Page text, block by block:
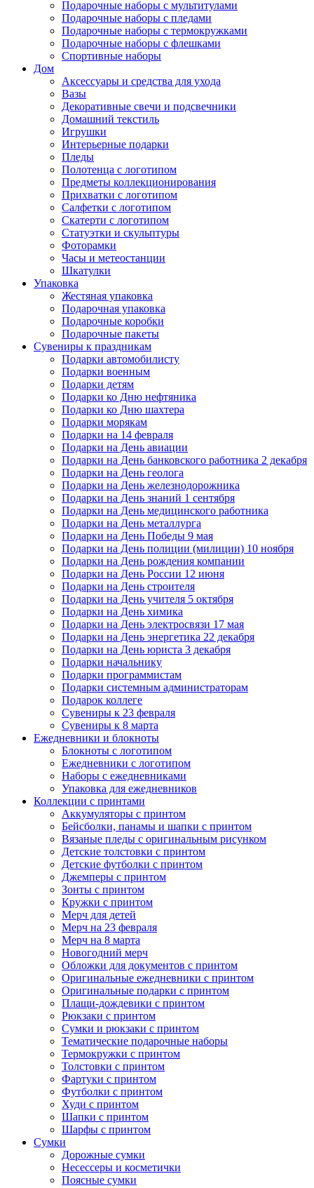
Подарочные наборы с мультитулами
Подарочные наборы с пледами
Подарочные наборы с термокружками
Подарочные наборы с флешками
Спортивные наборы
Дом
Аксессуары и средства для ухода
Вазы
Декоративные свечи и подсвечники
Домашний текстиль
Игрушки
Интерьерные подарки
Пледы
Полотенца с логотипом
Предметы коллекционирования
Прихватки с логотипом
Салфетки с логотипом
Скатерти с логотипом
Статуэтки и скульптуры
Фоторамки
Часы и метеостанции
Шкатулки
Упаковка
Жестяная упаковка
Подарочная упаковка
Подарочные коробки
Подарочные пакеты
Сувениры к праздникам
Подарки автомобилисту
Подарки военным
Подарки детям
Подарки ко Дню нефтяника
Подарки ко Дню шахтера
Подарки морякам
Подарки на 14 февраля
Подарки на День авиации
Подарки на День банковского работника 2 декабря
Подарки на День геолога
Подарки на День железнодорожника
Подарки на День знаний 1 сентября
Подарки на День медицинского работника
Подарки на День металлурга
Подарки на День Победы 9 мая
Подарки на День полиции (милиции) 10 ноября
Подарки на День рождения компании
Подарки на День России 12 июня
Подарки на День строителя
Подарки на День учителя 5 октября
Подарки на День химика
Подарки на День электросвязи 17 мая
Подарки на День энергетика 22 декабря
Подарки на День юриста 3 декабря
Подарки начальнику
Подарки программистам
Подарки системным администраторам
Подарок коллеге
Сувениры к 23 февраля
Сувениры к 8 марта
Ежедневники и блокноты
Блокноты с логотипом
Ежедневники с логотипом
Наборы с ежедневниками
Упаковка для ежедневников
Коллекции с принтами
Аккумуляторы с принтом
Бейсболки, панамы и шапки с принтом
Вязаные пледы с оригинальным рисунком
Детские толстовки с принтом
Детские футболки с принтом
Джемперы с принтом
Зонты с принтом
Кружки с принтом
Мерч для детей
Мерч на 23 февраля
Мерч на 8 марта
Новогодний мерч
Обложки для документов с принтом
Оригинальные ежедневники с принтом
Оригинальные подарки с принтом
Плащи-дождевики с принтом
Рюкзаки с принтом
Сумки и рюкзаки с принтом
Тематические подарочные наборы
Термокружки с принтом
Толстовки с принтом
Фартуки с принтом
Футболки с принтом
Худи с принтом
Шапки с принтом
Шарфы с принтом
Сумки
Дорожные сумки
Несессеры и косметички
Поясные сумки